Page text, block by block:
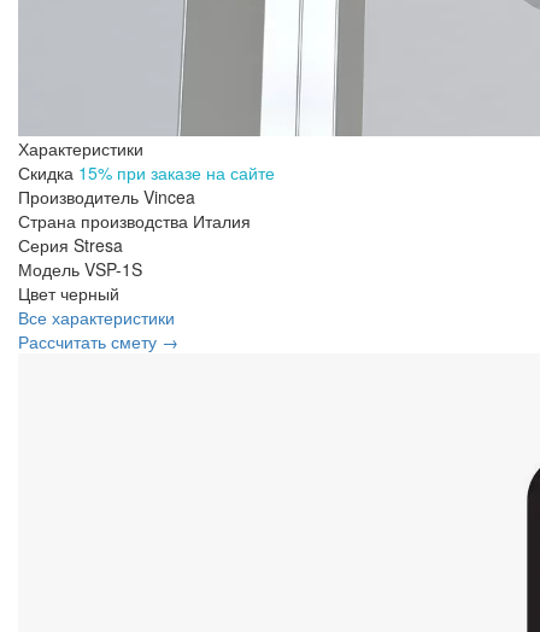
Характеристики
Скидка 15% при заказе на сайте
Производитель Vincea
Страна производства Италия
Серия Stresa
Модель VSP-1S
Цвет черный
Все характеристики
Рассчитать смету →